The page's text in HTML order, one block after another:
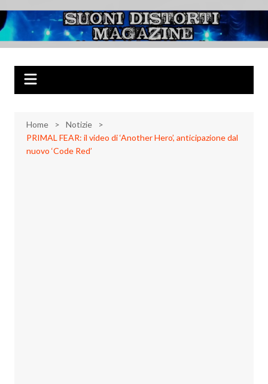
al
contenuto
Suoni Distorti
Magazine
Musica Rock, Metal, Punk e varie sonorità alternative
Home
Notizie
PRIMAL FEAR: il video di ‘Another Hero’, anticipazione dal
nuovo ‘Code Red’